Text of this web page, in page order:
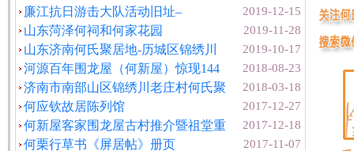
2019-12-15
廉江抗日游击大队活动旧址–
2019-11-28
山东菏泽何祠和何家花园
2019-10-17
山东济南何氏聚居地-历城区锦绣川
2018-08-23
河源百年围龙屋（何新屋）惊现144
2018-03-18
济南市南部山区锦绣川老庄村何氏聚
2017-12-27
何应钦故居陈列馆
2017-12-18
何新屋客家围龙屋古村推介暨祖堂重
2017-11-07
何栗行草书《屏居帖》册页